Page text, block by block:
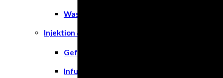
Waschlotion
Injektion & Infusion
Gefäßkatheter
Infusionslösungen & Zubehör